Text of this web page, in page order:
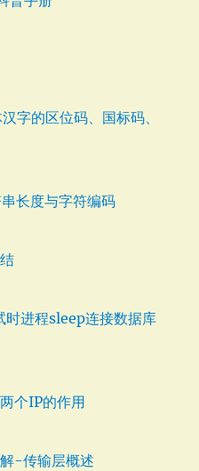
字的区位码、国标码、
长度与字符编码
进程sleep连接数据库
个IP的作用
-传输层概述